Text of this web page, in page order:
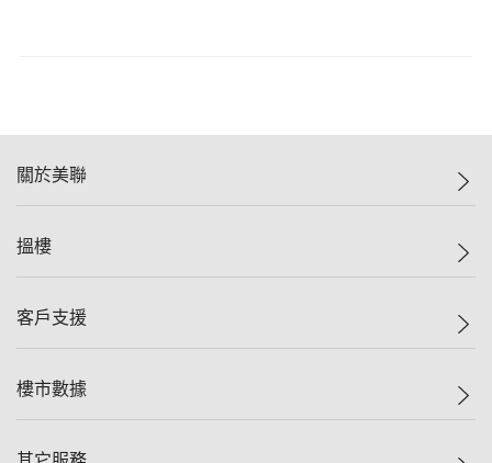
關於美聯
美聯集團
人才招募
搵樓
一手新盤
減價
客戶支援
自助放盤
樓市數據
樓價指數